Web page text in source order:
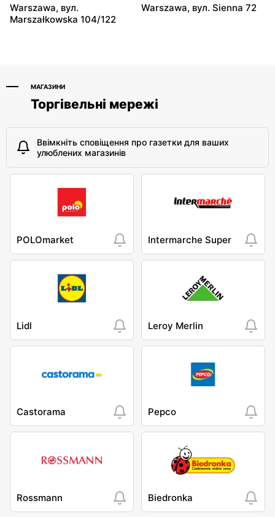
Niebylec, вул. Niebylec 139 Opole, вул. Grudzicka 45
Warszawa, вул.
Marszałkowska 104/122
Warszawa, вул. Sienna 72
МАГАЗИНИ
Торгівельні мережі
Ввімкніть сповіщення про газетки для ваших
улюблених магазинів
POLOmarket Intermarche Super
Lidl Leroy Merlin
Castorama Pepco
Rossmann Biedronka